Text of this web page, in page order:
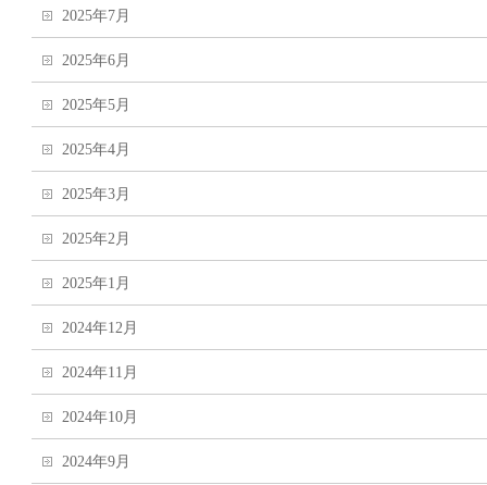
2025年7月
2025年6月
2025年5月
2025年4月
2025年3月
2025年2月
2025年1月
2024年12月
2024年11月
2024年10月
2024年9月